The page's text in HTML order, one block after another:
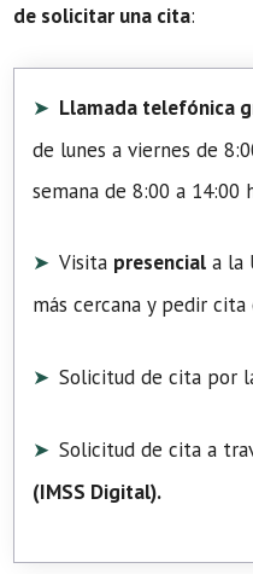
de solicitar una cita:
Llamada telefónica
de lunes a viernes de
semana de 8:00 a 14:00
Visita presencial a la
más cercana y pedir
Solicitud de cita por
Solicitud de cita a
(IMSS Digital).